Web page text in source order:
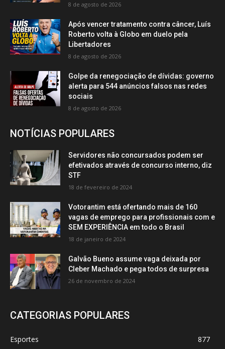
8 de agosto de 2026
Após vencer tratamento contra câncer, Luís
Roberto volta à Globo em duelo pela
Libertadores
8 de agosto de 2026
Golpe da renegociação de dívidas: governo
alerta para 544 anúncios falsos nas redes
sociais
8 de agosto de 2026
NOTÍCIAS POPULARES
Servidores não concursados podem ser
efetivados através de concurso interno, diz
STF
18 de fevereiro de 2024
Votorantim está ofertando mais de 160
vagas de emprego para profissionais com e
SEM EXPERIÊNCIA em todo o Brasil
18 de janeiro de 2024
Galvão Bueno assume vaga deixada por
Cleber Machado e pega todos de surpresa
26 de novembro de 2024
CATEGORIAS POPULARES
Esportes
877